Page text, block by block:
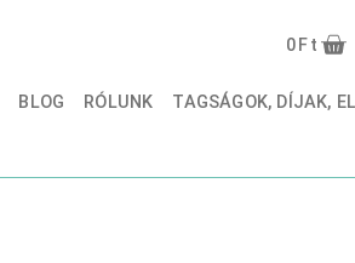
0 Ft
BLOG RÓLUNK TAGSÁGOK, DÍJAK,